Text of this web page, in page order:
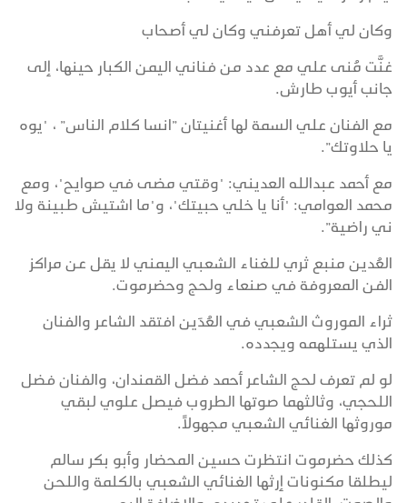
وكان لي أهل تعرفني وكان لي أصحاب
غنَّت مُنى علي مع عدد من فناني اليمن الكبار حينها، إلى
جانب أيوب طارش.
مع الفنان علي السمة لها أغنيتان ”انسا كلام الناس” ، "يوه
يا حلاوتك”.
مع أحمد عبدالله العديني: "وقتي مضى في صوايح"، ومع
محمد العوامي: "أنا يا خلي حبيتك"، و"ما اشتيش طبينة ولا
ني راضية”.
العُدين منبع ثري للغناء الشعبي اليمني لا يقل عن مراكز
الفن المعروفة في صنعاء ولحج وحضرموت.
ثراء الموروث الشعبي في العُدَين افتقد الشاعر والفنان
الذي يستلهمه ويجدده.
لو لم تعرف لحج الشاعر أحمد فضل القمندان، والفنان فضل
اللحجي، وثالثهما صوتها الطروب فيصل علوي لبقي
موروثها الغنائي الشعبي مجهولاً.
كذلك حضرموت انتظرت حسين المحضار وأبو بكر سالم
ليطلقا مكنونات إرثها الغنائي الشعبي بالكلمة واللحن